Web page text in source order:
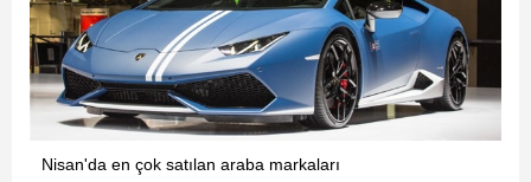
Nisan'da en çok satılan araba markaları